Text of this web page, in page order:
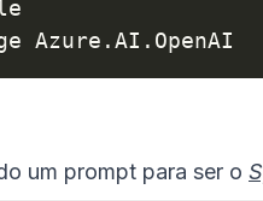
Azure.AI.OpenAI
um prompt para ser o